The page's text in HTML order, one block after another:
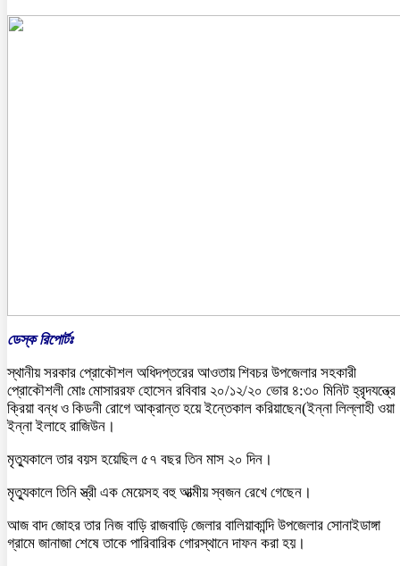
ডেস্ক রিপোর্টঃ
স্থানীয় সরকার প্রোকৌশল অধিদপ্তরের আওতায় শিবচর উপজেলার সহকারী
প্রোকৌশলী মোঃ মোসাররফ হোসেন রবিবার ২০/১২/২০ ভোর ৪:৩০ মিনিট হ্রৃদযন্ত্রে
ক্রিয়া বন্ধ ও কিডনী রোগে আক্রান্ত হয়ে ইন্তেকাল করিয়াছেন(ইন্না লিল্লাহী ওয়া
ইন্না ইলাহে রাজিউন।
মৃত্যুকালে তার বয়স হয়েছিল ৫৭ বছর তিন মাস ২০ দিন।
মৃত্যুকালে তিনি স্ত্রী এক মেয়েসহ বহু আত্মীয় স্বজন রেখে গেছেন।
আজ বাদ জোহর তার নিজ বাড়ি রাজবাড়ি জেলার বালিয়াকান্দি উপজেলার সোনাইডাঙ্গা
গ্রামে জানাজা শেষে তাকে পারিবারিক গোরস্থানে দাফন করা হয়।